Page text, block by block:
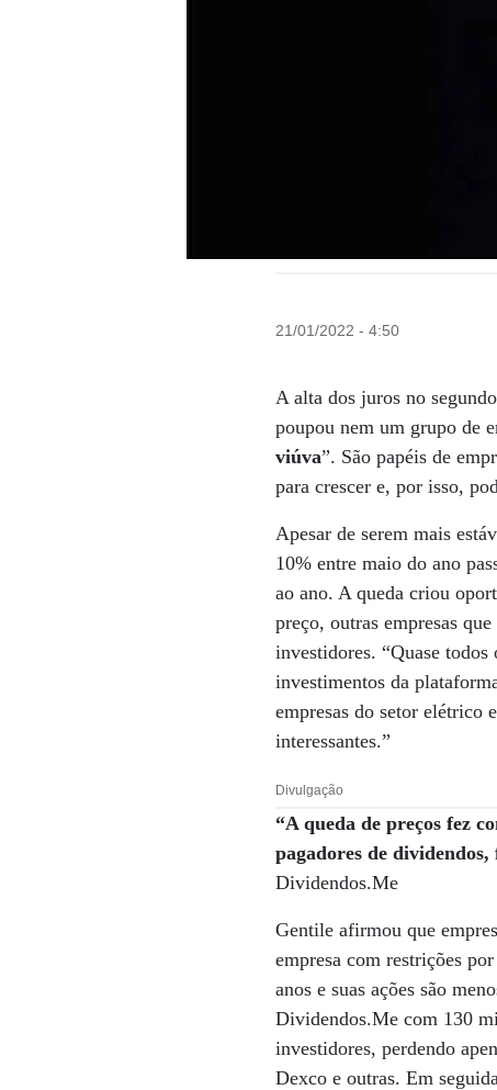
21/01/2022 - 4:50
A alta dos juros no
poupou nem um grupo de
viúva”. São papéis de
para crescer e, por isso,
Apesar de serem mais
10% entre maio do ano
ao ano. A queda criou
preço, outras empresas
investidores. “Quase
investimentos da
empresas do setor elétrico
interessantes.”
Divulgação
“A queda de preços fez
pagadores de
Dividendos.Me
Gentile afirmou que
empresa com restrições
anos e suas ações são
Dividendos.Me com 130
investidores, perdendo
Dexco e outras. Em